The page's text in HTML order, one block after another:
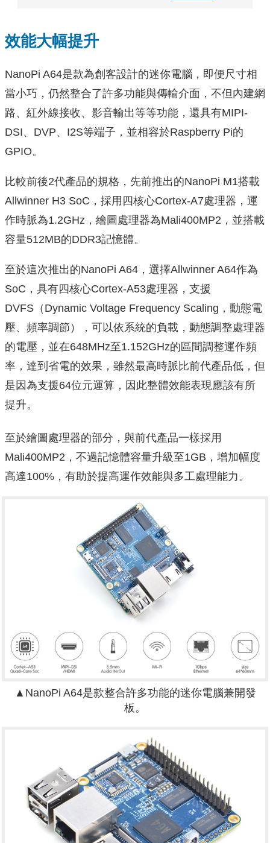
效能大幅提升
NanoPi A64是款為創客設計的迷你電腦，即便尺寸相
當小巧，仍然整合了許多功能與傳輸介面，不但內建網
路、紅外線接收、影音輸出等等功能，還具有MIPI-
DSI、DVP、I2S等端子，並相容於Raspberry Pi的
GPIO。
比較前後2代產品的規格，先前推出的NanoPi M1搭載
Allwinner H3 SoC，採用四核心Cortex-A7處理器，運
作時脈為1.2GHz，繪圖處理器為Mali400MP2，並搭載
容量512MB的DDR3記憶體。
至於這次推出的NanoPi A64，選擇Allwinner A64作為
SoC，具有四核心Cortex-A53處理器，支援
DVFS（Dynamic Voltage Frequency Scaling，動態電
壓、頻率調節），可以依系統的負載，動態調整處理器
的電壓，並在648MHz至1.152GHz的區間調整運作頻
率，達到省電的效果，雖然最高時脈比前代產品低，但
是因為支援64位元運算，因此整體效能表現應該有所
提升。
至於繪圖處理器的部分，與前代產品一樣採用
Mali400MP2，不過記憶體容量升級至1GB，增加幅度
高達100%，有助於提高運作效能與多工處理能力。
▲NanoPi A64是款整合許多功能的迷你電腦兼開發
板。